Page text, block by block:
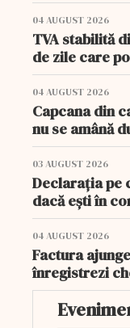
04 AUGUST 2026
TVA stabilită
de zile care
04 AUGUST 2026
Capcana din
nu se amână
03 AUGUST 2026
Declarația pe
dacă ești în
04 AUGUST 2026
Factura
înregistrezi